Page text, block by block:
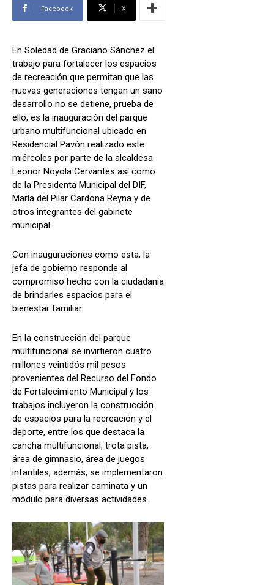
Facebook X
En Soledad de Graciano Sánchez el
trabajo para fortalecer los espacios
de recreación que permitan que las
nuevas generaciones tengan un sano
desarrollo no se detiene, prueba de
ello, es la inauguración del parque
urbano multifuncional ubicado en
Residencial Pavón realizado este
miércoles por parte de la alcaldesa
Leonor Noyola Cervantes así como
de la Presidenta Municipal del DIF,
María del Pilar Cardona Reyna y de
otros integrantes del gabinete
municipal.
Con inauguraciones como esta, la
jefa de gobierno responde al
compromiso hecho con la ciudadanía
de brindarles espacios para el
bienestar familiar.
En la construcción del parque
multifuncional se invirtieron cuatro
millones veintidós mil pesos
provenientes del Recurso del Fondo
de Fortalecimiento Municipal y los
trabajos incluyeron la construcción
de espacios para la recreación y el
deporte, entre los que destaca la
cancha multifuncional, trota pista,
área de gimnasio, área de juegos
infantiles, además, se implementaron
pistas para realizar caminata y un
módulo para diversas actividades.